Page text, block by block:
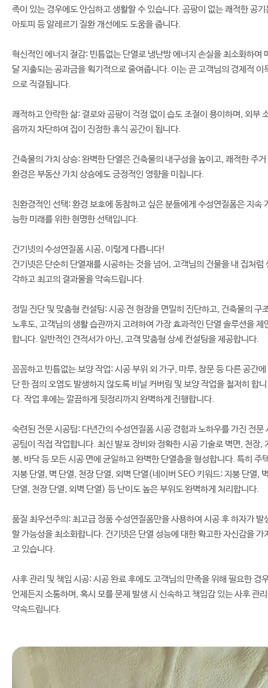
족이 있는 경우에도 안심하고 생활할 수 있습니다. 곰팡이 없는 쾌적한 공기
아토피 등 알레르기 질환 개선에도 도움을 줍니다.
혁신적인 에너지 절감: 빈틈없는 단열로 냉난방 에너지 손실을 최소화하여
달 지출되는 공과금을 획기적으로 줄여줍니다. 이는 곧 고객님의 경제적 이
으로 직결됩니다.
쾌적하고 안락한 삶: 결로와 곰팡이 걱정 없이 습도 조절이 용이하며, 외부
음까지 차단하여 집이 진정한 휴식 공간이 됩니다.
건축물의 가치 상승: 완벽한 단열은 건축물의 내구성을 높이고, 쾌적한 주거
환경은 부동산 가치 상승에도 긍정적인 영향을 미칩니다.
친환경적인 선택: 환경 보호에 동참하고 싶은 분들에게 수성연질폼은 지속
능한 미래를 위한 현명한 선택입니다.
건기넷의 수성연질폼 시공, 이렇게 다릅니다!
건기넷은 단순히 단열재를 시공하는 것을 넘어, 고객님의 건물을 내 집처럼
각하고 최고의 결과물을 약속드립니다.
정밀 진단 및 맞춤형 컨설팅: 시공 전 현장을 면밀히 진단하고, 건축물의 구
노후도, 고객님의 생활 습관까지 고려하여 가장 효과적인 단열 솔루션을 제
합니다. 일반적인 견적서가 아닌, 고객 맞춤형 상세 컨설팅을 제공합니다.
꼼꼼하고 빈틈없는 보양 작업: 시공 부위 외 가구, 마루, 창문 등 다른 공간에
단 한 점의 오염도 발생하지 않도록 비닐 커버링 및 보양 작업을 철저히 합니
다. 작업 후에는 깔끔하게 뒷정리까지 완벽하게 진행합니다.
숙련된 전문 시공팀: 다년간의 수성연질폼 시공 경험과 노하우를 가진 전문
공팀이 직접 작업합니다. 최신 발포 장비와 정확한 시공 기술로 벽면, 천장,
붕, 바닥 등 모든 시공 면에 균일하고 완벽한 단열층을 형성합니다. 특히 주
지붕 단열, 벽 단열, 천장 단열, 외벽 단열(네이버 SEO 키워드: 지붕 단열,
단열, 천장 단열, 외벽 단열) 등 난이도 높은 부위도 완벽하게 처리합니다.
품질 최우선주의: 최고급 정품 수성연질폼만을 사용하여 시공 후 하자가 발
할 가능성을 최소화합니다. 건기넷은 단열 성능에 대한 확고한 자신감을 가
고 있습니다.
사후 관리 및 책임 시공: 시공 완료 후에도 고객님의 만족을 위해 필요한 경
언제든지 소통하며, 혹시 모를 문제 발생 시 신속하고 책임감 있는 사후 관
약속드립니다.